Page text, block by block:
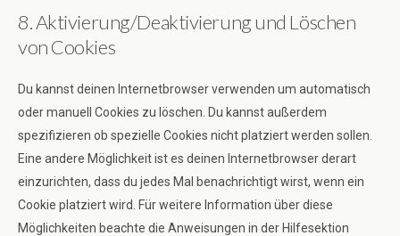
8. Aktivierung/Deaktivierung und Löschen
von Cookies
Du kannst deinen Internetbrowser verwenden um automatisch
oder manuell Cookies zu löschen. Du kannst außerdem
spezifizieren ob spezielle Cookies nicht platziert werden sollen.
Eine andere Möglichkeit ist es deinen Internetbrowser derart
einzurichten, dass du jedes Mal benachrichtigt wirst, wenn ein
Cookie platziert wird. Für weitere Information über diese
Möglichkeiten beachte die Anweisungen in der Hilfesektion